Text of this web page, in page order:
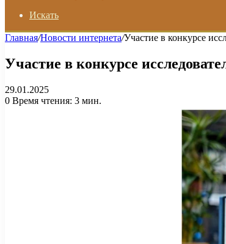
Искать
Главная/Новости интернета/Участие в конкурсе
Участие в конкурсе
29.01.2025
0 Время чтения: 3 мин.